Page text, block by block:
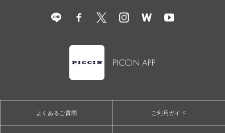
よくあるご質問 ご利用ガイド